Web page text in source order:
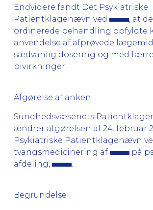
Endvidere fandt Det Psykiatriske
Patientklagenævn ved
, at
ordinerede behandling opfyldte
anvendelse af afprøvede
sædvanlig dosering og med
bivirkninger.
Afgørelse af anken
Sundhedsvæsenets
ændrer afgørelsen af 24. februar
Psykiatriske Patientklagenævn
tvangsmedicinering af
på
afdeling,
Begrundelse